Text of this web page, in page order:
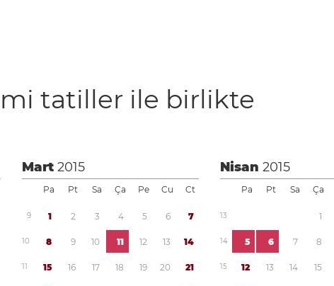
tatiller ile birlikte
Mart2015
Pa Pt Sa Ça Pe Cu Ct
9 1 2 3 4 5 6 7
10 8 9 10 11 12 13 14
11 15 16 17 18 19 20 21
Nisan2015
Pa Pt Sa Ça
13 1
14 5 6 7 8
15 12 13 14 15